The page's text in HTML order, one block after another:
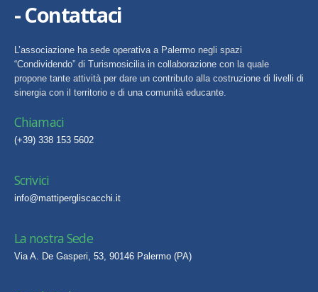
- Contattaci
L’associazione ha sede operativa a Palermo negli spazi
“Condividendo” di Turismosicilia in collaborazione con la quale
propone tante attività per dare un contributo alla costruzione di livelli di
sinergia con il territorio e di una comunità educante.
Chiamaci
(+39) 338 153 5602
Scrivici
info@mattipergliscacchi.it
La nostra Sede
Via A. De Gasperi, 53, 90146 Palermo (PA)